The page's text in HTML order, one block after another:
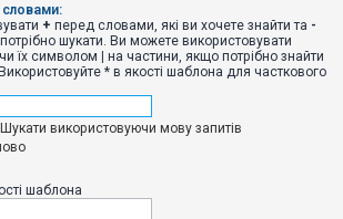
+ перед словами, які ви хочете знайти та -
шукати. Ви можете використовувати
їх символом | на частини, якщо потрібно знайти
* в якості шаблона для часткового
використовуючи мову запитів
шаблона